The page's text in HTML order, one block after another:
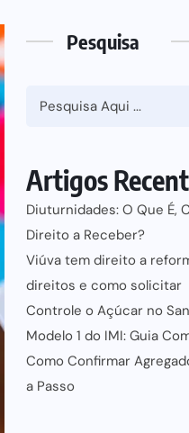
Pesquisa
Artigos
Diuturnidades: O Que É,
Direito a Receber?
Viúva tem direito a
direitos e como solicitar
Controle o Açúcar no
Modelo 1 do IMI: Guia
Como Confirmar
a Passo